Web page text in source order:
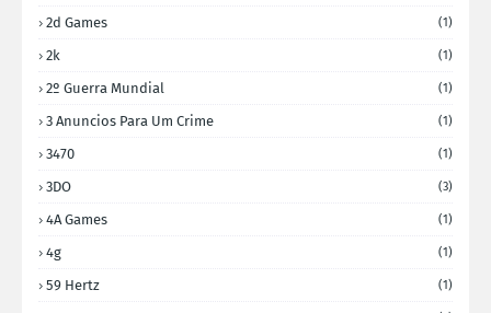
2d Games (1)
2k (1)
2º Guerra Mundial (1)
3 Anuncios Para Um Crime (1)
3470 (1)
3DO (3)
4A Games (1)
4g (1)
59 Hertz (1)